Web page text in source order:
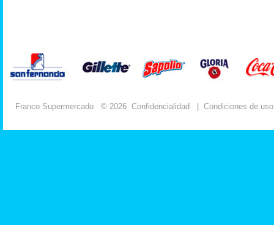
Franco Supermercado © 2026 Confidencialidad Condiciones de uso